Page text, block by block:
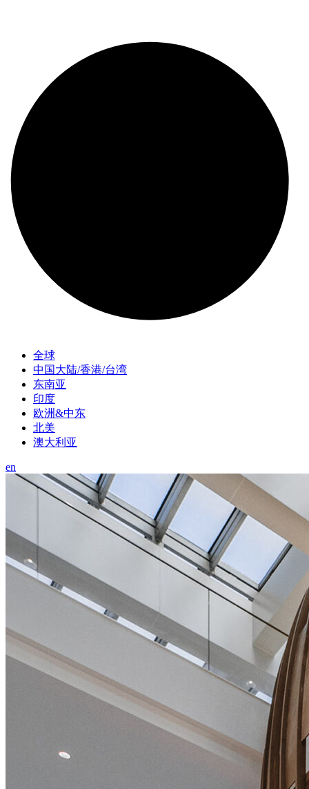
全球
中国大陆/香港/台湾
东南亚
印度
欧洲&中东
北美
澳大利亚
en